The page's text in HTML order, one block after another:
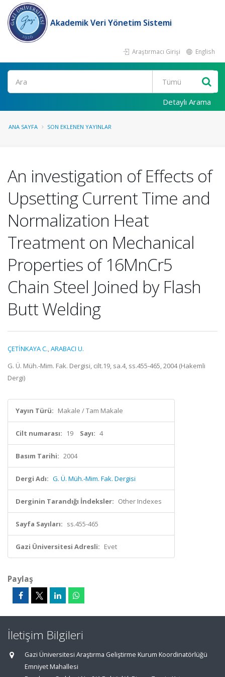
Akademik Veri Yönetim Sistemi
Araştırmacı Girişi English
Ara
Detaylı Arama
ANA SAYFA SON EKLENEN YAYINLAR
An investigation of Effects of
Upsetting Current Time and
Normalization Heat
Treatment on Mechanical
Properties of 16MnCr5
Chain Steel Joined by Flash
Butt Welding
ÇETİNKAYA C.,ARABACI U.
G. Ü. Müh.-Mim. Fak. Dergisi, cilt.19, sa.4, ss.455-465, 2004 (Hakemli
Dergi)
Yayın Türü: Makale / Tam Makale
Cilt numarası: 19 Sayı: 4
Basım Tarihi: 2004
Dergi Adı: G. Ü. Müh.-Mim. Fak. Dergisi
Derginin Tarandığı İndeksler: Other Indexes
Sayfa Sayıları: ss.455-465
Gazi Üniversitesi Adresli: Evet
Paylaş
İletişim Bilgileri
Gazi Üniversitesi Araştırma Geliştirme Kurum Koordinatörlüğü
Emniyet Mahallesi